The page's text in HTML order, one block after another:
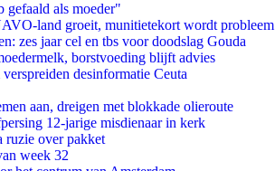
gefaald als moeder"
land groeit, munitietekort wordt probleem
zes jaar cel en tbs voor doodslag Gouda
borstvoeding blijft advies
desinformatie Ceuta
aan, dreigen met blokkade olieroute
12-jarige misdienaar in kerk
ruzie over pakket
week 32